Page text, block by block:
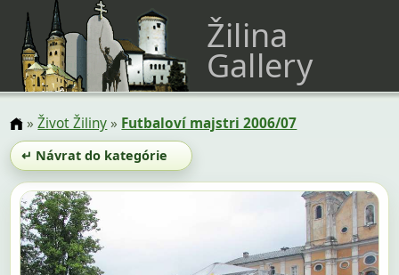
Žilina
Gallery
»Život Žiliny» Futbaloví majstri 2006/07
↵ Návrat do kategórie